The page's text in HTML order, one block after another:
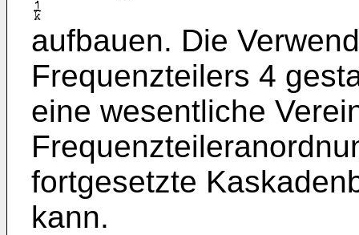
aufbauen. Die
Frequenzteilers 4
eine wesentliche
fortgesetzte
kann.